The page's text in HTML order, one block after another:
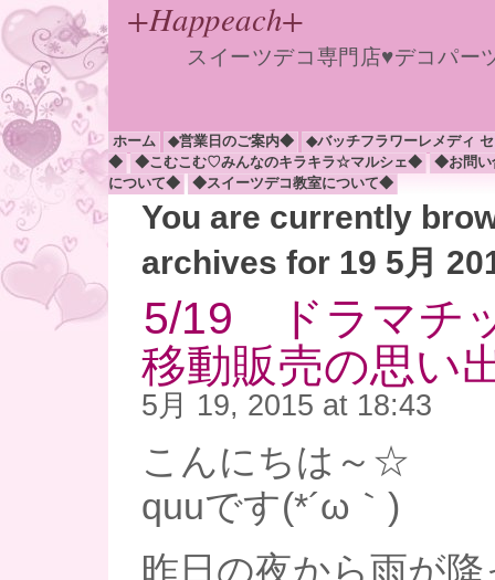
+Happeach+
スイーツデコ専門店♥デコパ
ホーム ◆営業日のご案内◆
◆バッチフラワーレメディ
◆
◆こむこむ♡みんなのキラキラ☆マルシェ◆
◆お問
について◆
◆スイーツデコ教室について◆
You are currently
archives for 19 5月
5/19 ドラマチ
移動販売の思い
5月 19, 2015 at 18:43
こんにちは～☆
quuです(*´ω｀)
昨日の夜から雨が